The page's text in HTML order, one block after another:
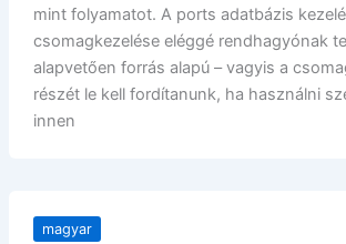
mint folyamatot. A ports adatbázis
csomagkezelése eléggé rendhagyónak
alapvetően forrás alapú – vagyis a
részét le kell fordítanunk, ha használni
innen
magyar